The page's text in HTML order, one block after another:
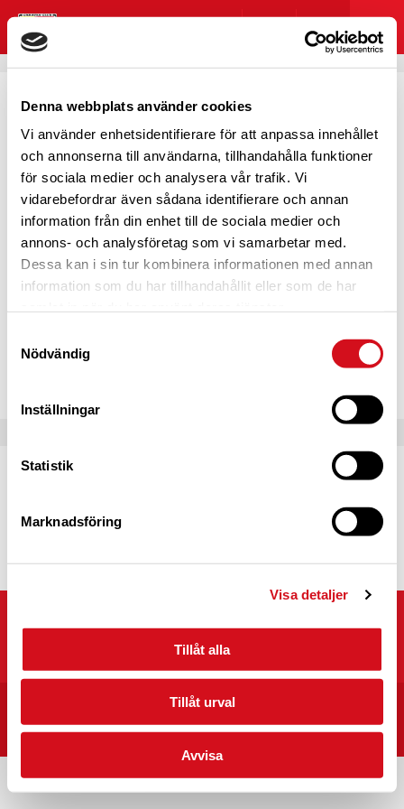
Denna webbplats använder cookies
Vi använder enhetsidentifierare för att anpassa innehållet
och annonserna till användarna, tillhandahålla funktioner
för sociala medier och analysera vår trafik. Vi
vidarebefordrar även sådana identifierare och annan
information från din enhet till de sociala medier och
annons- och analysföretag som vi samarbetar med.
Dessa kan i sin tur kombinera informationen med annan
information som du har tillhandahållit eller som de har
Nödvändig
Inställningar
Statistik
Marknadsföring
Visa detaljer
Tillåt alla
Tillåt urval
Avvisa
HOPPSAN! NÅGOT GICK
FEL
samarbetet mellan Caravan Club of Sweden
Läs mer
Caravan Club of Sweden
Kyrkvägen 25, 703 75 ÖREBRO
INTEGRITET/VILLKOR